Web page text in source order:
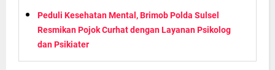
Peduli Kesehatan Mental, Brimob Polda Sulsel
Resmikan Pojok Curhat dengan Layanan Psikolog
dan Psikiater